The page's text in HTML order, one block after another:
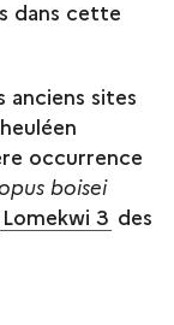
dans cette
anciens sites
occurrence
boisei
Lomekwi 3 des